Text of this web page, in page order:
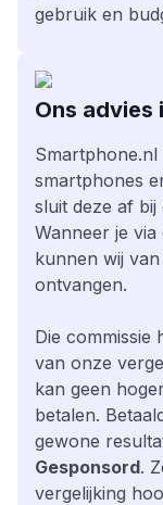
gebruik en
Ons advies
Smartphone.nl
smartphones
sluit deze af
Wanneer je
kunnen wij
ontvangen.
Die commissie
van onze
kan geen
betalen.
gewone
Gesponsord.
vergelijking